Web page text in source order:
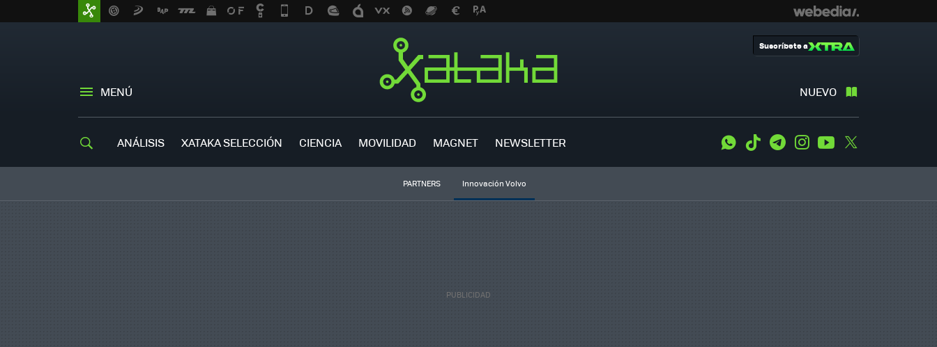
MENÚ NUEVO
Suscríbete a
ANÁLISIS XATAKA SELECCIÓN CIENCIA MOVILIDAD MAGNET NEWSLETTER WhatsApp
Tiktok TelegramInstagramYoutube
PARTNERS Innovación Volvo